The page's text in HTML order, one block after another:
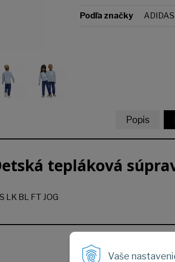
Vaše
Podľa značky ADIDAS
Popis
tepláková
LK BL FT JOG